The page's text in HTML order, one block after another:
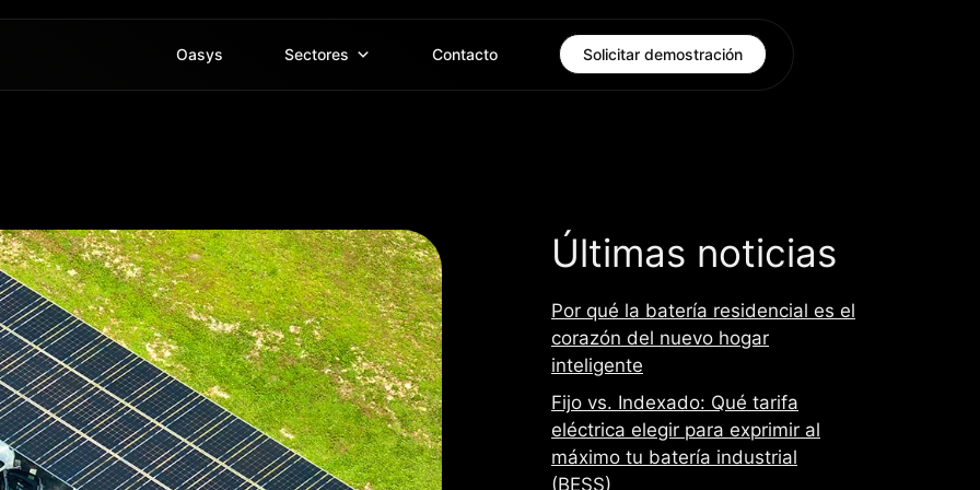
Oasys Sectores Contacto Solicitar demostración
Últimas noticias
Por qué la batería residencial es el
corazón del nuevo hogar
inteligente
Fijo vs. Indexado: Qué tarifa
eléctrica elegir para exprimir al
máximo tu batería industrial
(BESS)